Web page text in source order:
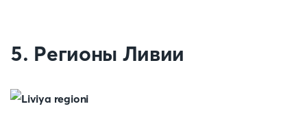
5. Регионы Ливии